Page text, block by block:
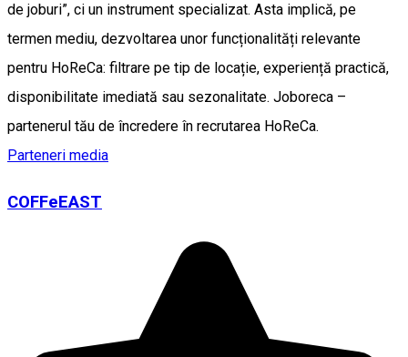
de joburi”, ci un instrument specializat. Asta implică, pe
termen mediu, dezvoltarea unor funcționalități relevante
pentru HoReCa: filtrare pe tip de locație, experiență practică,
disponibilitate imediată sau sezonalitate. Joboreca –
partenerul tău de încredere în recrutarea HoReCa.
Parteneri media
COFFeEAST